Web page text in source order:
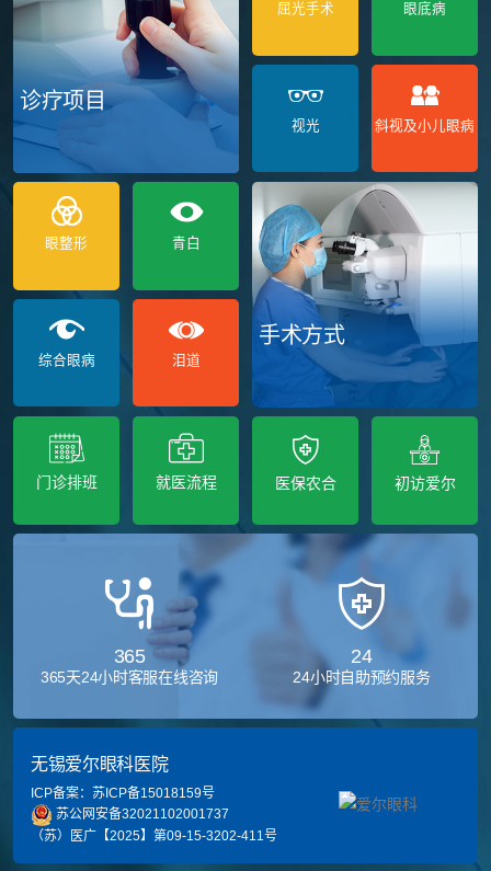
诊疗项目
屈光手术 眼底病
视光 斜视及小儿眼病
眼整形 青白
综合眼病 泪道
手术方式
门诊排班 就医流程 医保农合 初访爱尔
365
365天24小时客服在线咨询
24
24小时自助预约服务
无锡爱尔眼科医院
ICP备案：苏ICP备15018159号
苏公网安备32021102001737
（苏）医广【2025】第09-15-3202-411号